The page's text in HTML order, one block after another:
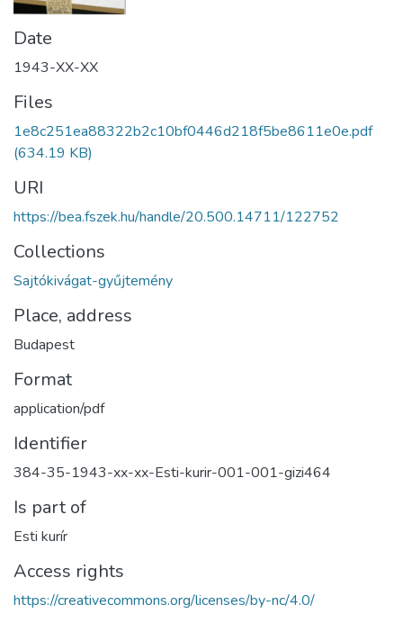
Date
1943-XX-XX
Files
1e8c251ea88322b2c10bf0446d218f5be8611e0e.pdf
(634.19 KB)
URI
https://bea.fszek.hu/handle/20.500.14711/122752
Collections
Sajtókivágat-gyűjtemény
Place, address
Budapest
Format
application/pdf
Identifier
384-35-1943-xx-xx-Esti-kurir-001-001-gizi464
Is part of
Esti kurír
Access rights
https://creativecommons.org/licenses/by-nc/4.0/